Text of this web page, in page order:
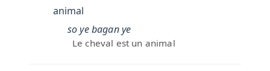
animal
so ye bagan ye
Le cheval est un animal